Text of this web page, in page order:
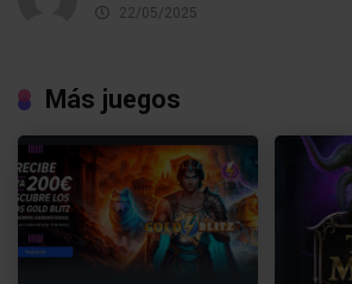
22/05/2025
Más juegos